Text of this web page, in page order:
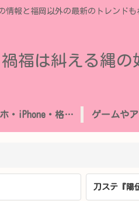
情報と福岡以外の最新のトレンドも
禍福は糾える縄の
スマホ・iPhone・格安SIM ゲームや
刀ステ『陽